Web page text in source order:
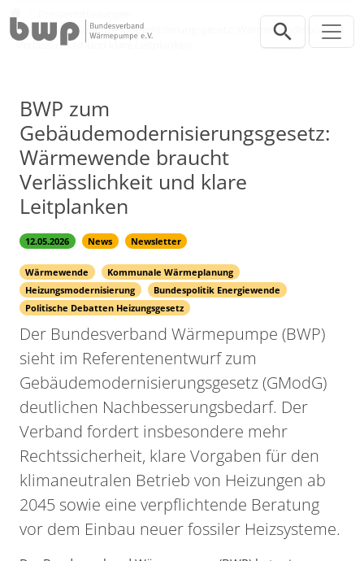
BWP zum Gebäudemodernisierungsgesetz: Wärmewende braucht
Verlässlichkeit und klare Leitplanken
BWP zum
Gebäudemodernisierungsgesetz:
Wärmewende braucht
Verlässlichkeit und klare
Leitplanken
12.05.2026 News Newsletter
Wärmewende
Kommunale Wärmeplanung
Heizungsmodernisierung
Bundespolitik Energiewende
Politische Debatten Heizungsgesetz
Der Bundesverband Wärmepumpe (BWP)
sieht im Referentenentwurf zum
Gebäudemodernisierungsgesetz (GModG)
deutlichen Nachbesserungsbedarf. Der
Verband fordert insbesondere mehr
Rechtssicherheit, klare Vorgaben für den
klimaneutralen Betrieb von Heizungen ab
2045 sowie eine verpflichtende Beratung
vor dem Einbau neuer fossiler Heizsysteme.